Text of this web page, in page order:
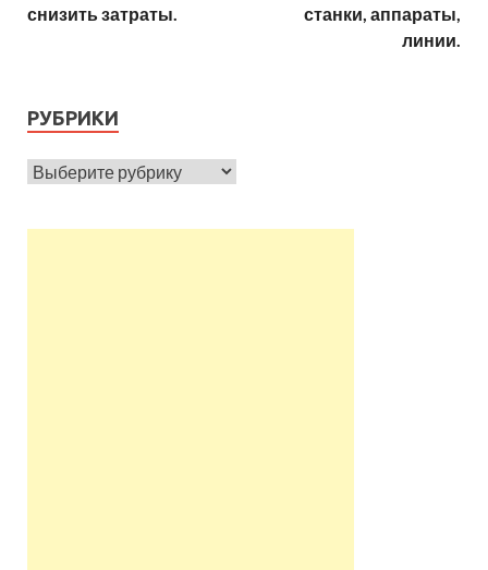
снизить затраты.
станки, аппараты,
линии.
РУБРИКИ